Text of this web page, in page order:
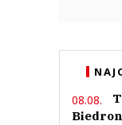
08.08.